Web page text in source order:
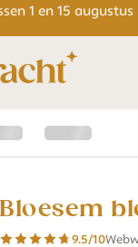
1 en 15
Bloesem
9.5/10